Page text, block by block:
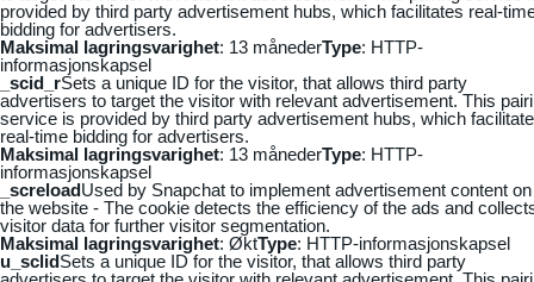
provided by third party advertisement hubs, which facilitates real-
bidding for advertisers.
Maksimal lagringsvarighet: 13 månederType: HTTP-
informasjonskapsel
_scid_rSets a unique ID for the visitor, that allows third party
advertisers to target the visitor with relevant advertisement. This
service is provided by third party advertisement hubs, which
real-time bidding for advertisers.
Maksimal lagringsvarighet: 13 månederType: HTTP-
informasjonskapsel
_screloadUsed by Snapchat to implement advertisement content on
the website - The cookie detects the efficiency of the ads and
visitor data for further visitor segmentation.
Maksimal lagringsvarighet: ØktType: HTTP-informasjonskapsel
u_sclidSets a unique ID for the visitor, that allows third party